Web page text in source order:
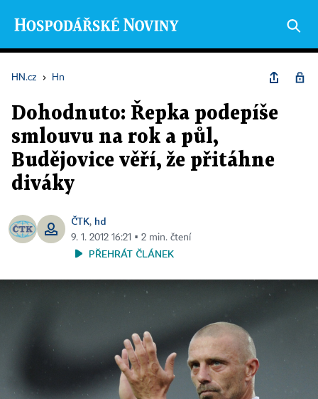
HN.cz › Hn
Dohodnuto: Řepka podepíše
smlouvu na rok a půl,
Budějovice věří, že přitáhne
diváky
ČTK, hd
9. 1. 2012 16:21 ▪ 2 min. čtení
PŘEHRÁT ČLÁNEK